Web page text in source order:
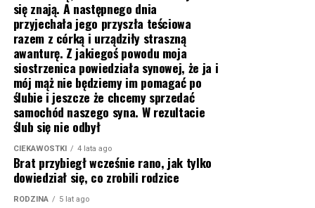
się znają. A następnego dnia
przyjechała jego przyszła teściowa
razem z córką i urządziły straszną
awanturę. Z jakiegoś powodu moja
siostrzenica powiedziała synowej, że ja i
mój mąż nie będziemy im pomagać po
ślubie i jeszcze że chcemy sprzedać
samochód naszego syna. W rezultacie
ślub się nie odbył
CIEKAWOSTKI 4 lata ago
Brat przybiegł wcześnie rano, jak tylko
dowiedział się, co zrobili rodzice
RODZINA 5 lat ago